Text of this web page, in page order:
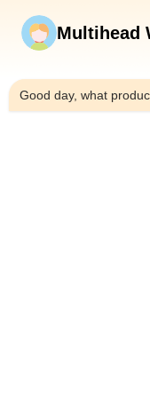
Multihead
Good day, what